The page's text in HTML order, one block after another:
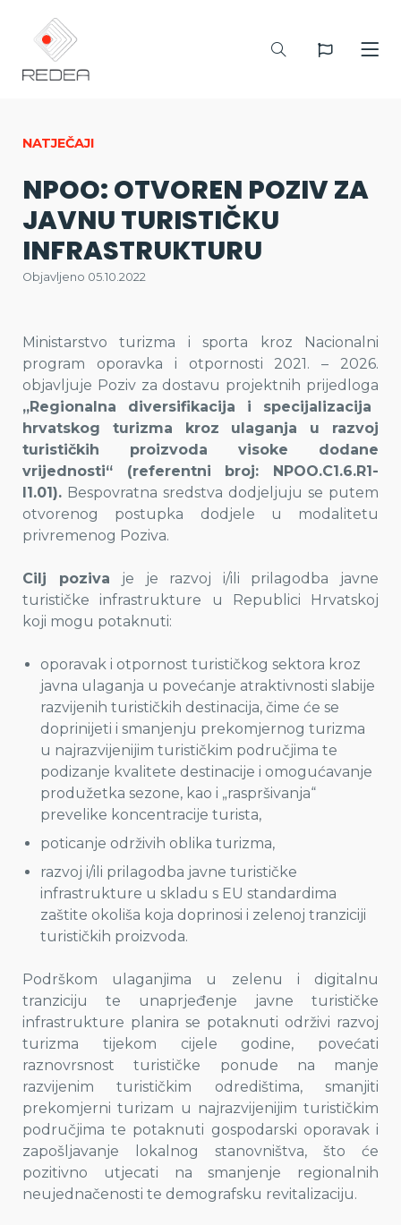
NATJEČAJI
NPOO: OTVOREN POZIV ZA
JAVNU TURISTIČKU
INFRASTRUKTURU
Objavljeno 05.10.2022
Ministarstvo turizma i sporta kroz Nacionalni
program oporavka i otpornosti 2021. – 2026.
objavljuje Poziv za dostavu projektnih prijedloga
„Regionalna diversifikacija i specijalizacija
hrvatskog turizma kroz ulaganja u razvoj
turističkih proizvoda visoke dodane
vrijednosti“ (referentni broj: NPOO.C1.6.R1-
I1.01). Bespovratna sredstva dodjeljuju se putem
otvorenog postupka dodjele u modalitetu
privremenog Poziva.
Cilj poziva je je razvoj i/ili prilagodba javne
turističke infrastrukture u Republici Hrvatskoj
koji mogu potaknuti:
oporavak i otpornost turističkog sektora kroz
javna ulaganja u povećanje atraktivnosti slabije
razvijenih turističkih destinacija, čime će se
doprinijeti i smanjenju prekomjernog turizma
u najrazvijenijim turističkim područjima te
podizanje kvalitete destinacije i omogućavanje
produžetka sezone, kao i „raspršivanja“
prevelike koncentracije turista,
poticanje održivih oblika turizma,
razvoj i/ili prilagodba javne turističke
infrastrukture u skladu s EU standardima
zaštite okoliša koja doprinosi i zelenoj tranziciji
turističkih proizvoda.
Podrškom ulaganjima u zelenu i digitalnu
tranziciju te unaprjeđenje javne turističke
infrastrukture planira se potaknuti održivi razvoj
turizma tijekom cijele godine, povećati
raznovrsnost turističke ponude na manje
razvijenim turističkim odredištima, smanjiti
prekomjerni turizam u najrazvijenijim turističkim
područjima te potaknuti gospodarski oporavak i
zapošljavanje lokalnog stanovništva, što će
pozitivno utjecati na smanjenje regionalnih
neujednačenosti te demografsku revitalizaciju.